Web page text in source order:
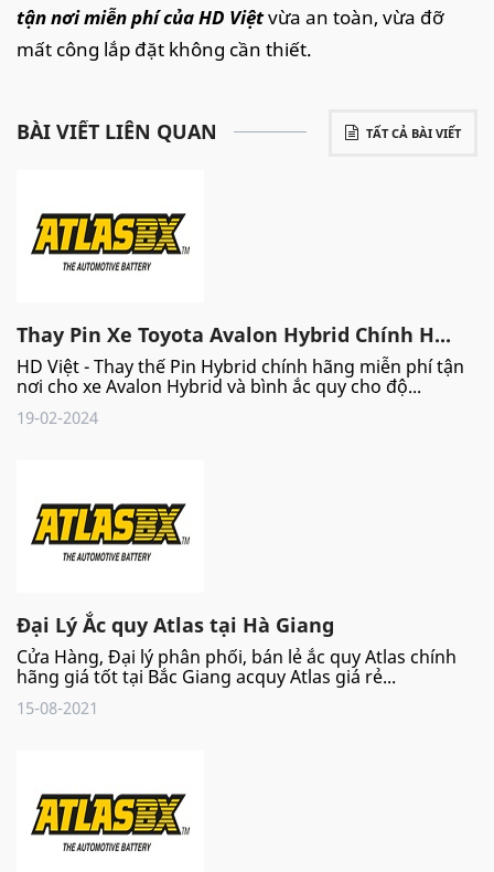
tận nơi miễn phí của HD Việtvừa an toàn, vừa đỡ
mất công lắp đặt không cần thiết.
TẤT CẢ BÀI VIẾT
BÀI VIẾT LIÊN QUAN
Thay Pin Xe Toyota Avalon Hybrid Chính H...
HD Việt - Thay thế Pin Hybrid chính hãng miễn phí tận
nơi cho xe Avalon Hybrid và bình ắc quy cho độ...
19-02-2024
Đại Lý Ắc quy Atlas tại Hà Giang
Cửa Hàng, Đại lý phân phối, bán lẻ ắc quy Atlas chính
hãng giá tốt tại Bắc Giang acquy Atlas giá rẻ...
15-08-2021